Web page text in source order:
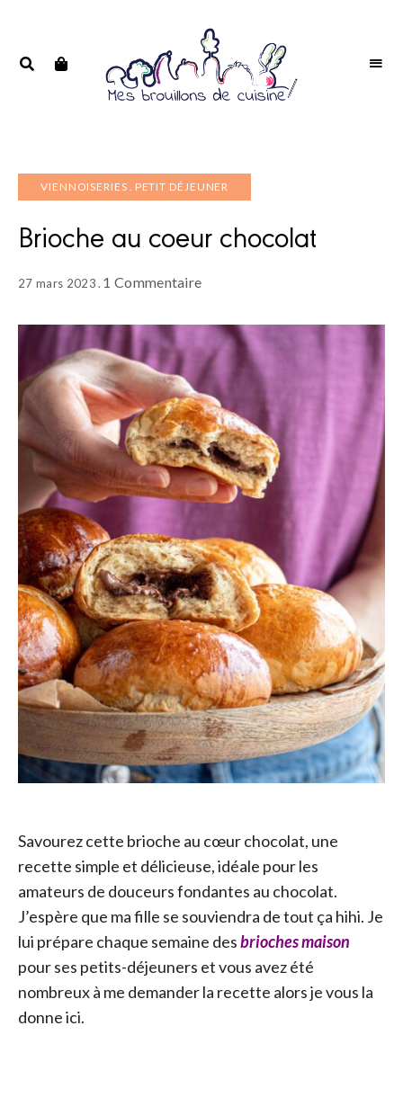
VIENNOISERIES PETIT DÉJEUNER
Brioche au coeur chocolat
27 mars 2023 1 Commentaire
Savourez cette brioche au cœur chocolat, une
recette simple et délicieuse, idéale pour les
amateurs de douceurs fondantes au chocolat.
J’espère que ma fille se souviendra de tout ça hihi. Je
lui prépare chaque semaine desbrioches maison
pour ses petits-déjeuners et vous avez été
nombreux à me demander la recette alors je vous la
donne ici.